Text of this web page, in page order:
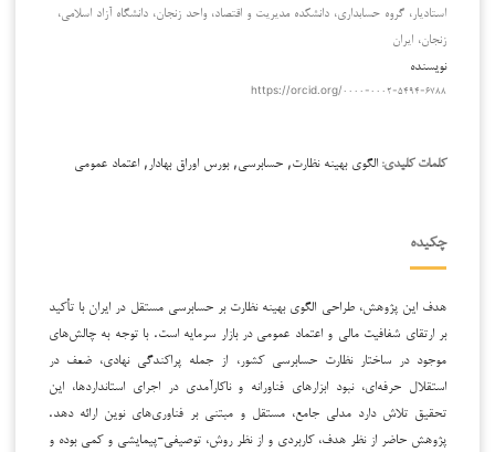
استادیار، گروه حسابداری، دانشکده مدیریت و اقتصاد، واحد زنجان، دانشگاه آزاد اسلامی،
زنجان، ایران
نویسنده
https://orcid.org/۰۰۰۰-۰۰۰۲-۵۴۹۴-۶۷۸۸
کلمات کلیدی: الگوی بهینه نظارت, حسابرسی, بورس اوراق بهادار, اعتماد عمومی
چکیده
هدف این پژوهش، طراحی الگوی بهینه نظارت بر حسابرسی مستقل در ایران با تأکید
بر ارتقای شفافیت مالی و اعتماد عمومی در بازار سرمایه است. با توجه به چالش‌های
موجود در ساختار نظارت حسابرسی کشور، از جمله پراکندگی نهادی، ضعف در
استقلال حرفه‌ای، نبود ابزارهای فناورانه و ناکارآمدی در اجرای استانداردها، این
تحقیق تلاش دارد مدلی جامع، مستقل و مبتنی بر فناوری‌های نوین ارائه دهد.
پژوهش حاضر از نظر هدف، کاربردی و از نظر روش، توصیفی-پیمایشی و کمی بوده و